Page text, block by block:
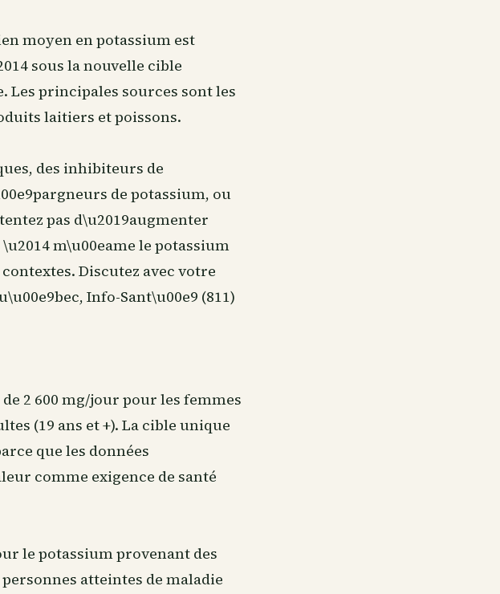
moyen en potassium est
sous la nouvelle cible
Les principales sources sont les
laitiers et poissons.
des inhibiteurs de
de potassium, ou
pas d\u2019augmenter
m\u00eame le potassium
Discutez avec votre
Info-Sant\u00e9 (811)
de 2 600 mg/jour pour les femmes
(19 ans et +). La cible unique
que les données
comme exigence de santé
le potassium provenant des
atteintes de maladie